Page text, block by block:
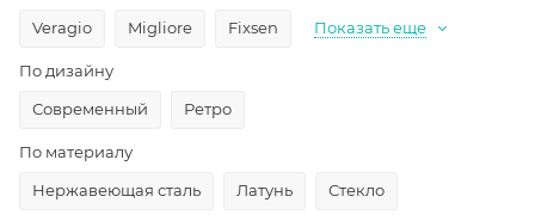
Veragio
Migliore Fixsen Показать еще
По дизайну
Современный
Ретро
По материалу
Нержавеющая сталь
Латунь Стекло